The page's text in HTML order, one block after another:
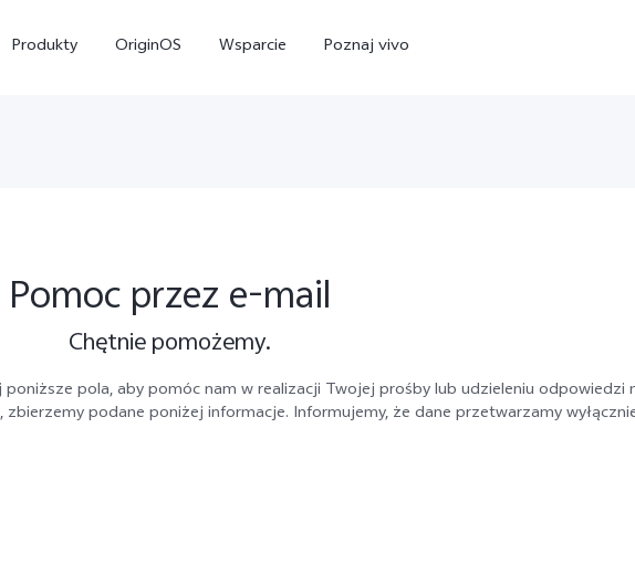
Produkty OriginOS Wsparcie Poznaj vivo
Pomoc przez e-mail
Chętnie pomożemy.
pola, aby pomóc nam w realizacji Twojej prośby lub udzieleniu odpowiedzi
zbierzemy podane poniżej informacje. Informujemy, że dane przetwarzamy